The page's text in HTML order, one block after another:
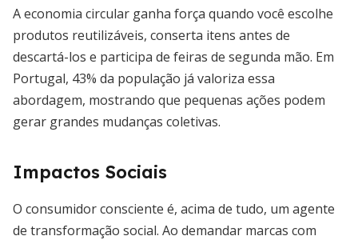
A economia circular ganha força quando você escolhe
produtos reutilizáveis, conserta itens antes de
descartá-los e participa de feiras de segunda mão. Em
Portugal, 43% da população já valoriza essa
abordagem, mostrando que pequenas ações podem
gerar grandes mudanças coletivas.
Impactos Sociais
O consumidor consciente é, acima de tudo, um agente
de transformação social. Ao demandar marcas com